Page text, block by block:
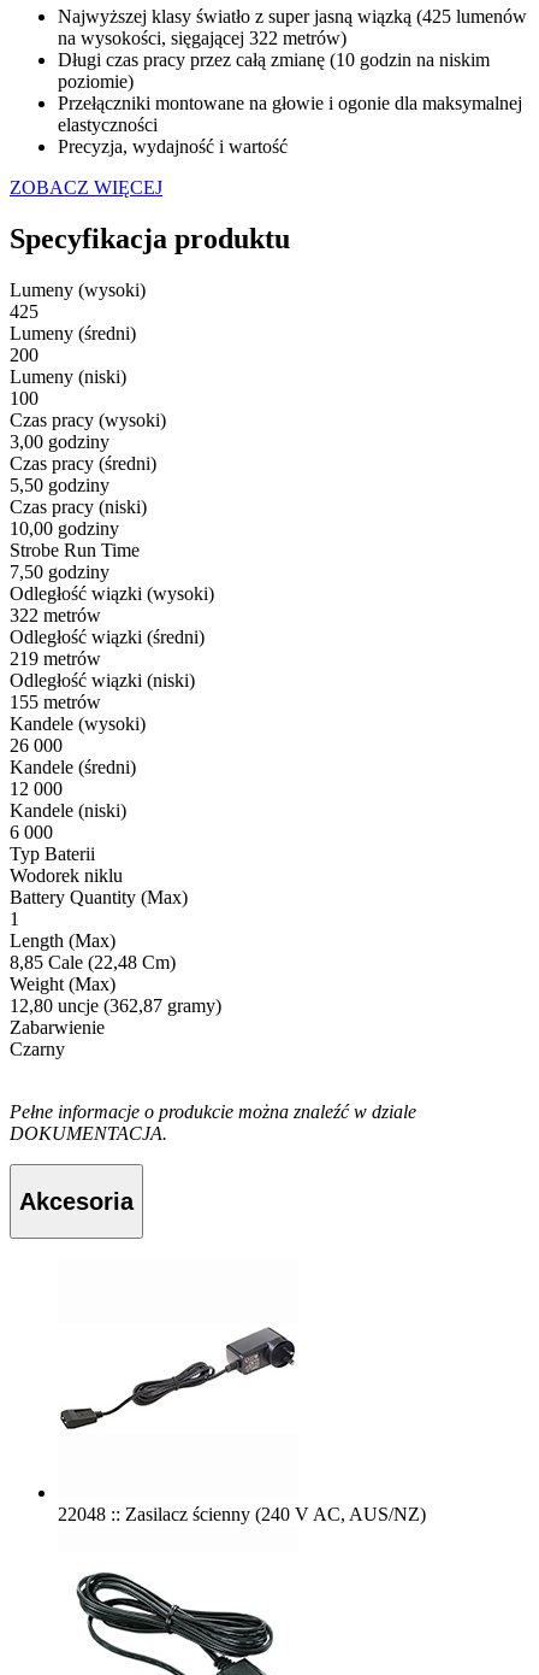
Najwyższej klasy światło z super jasną wiązką (425 lumenów
na wysokości, sięgającej 322 metrów)
Długi czas pracy przez całą zmianę (10 godzin na niskim
poziomie)
Przełączniki montowane na głowie i ogonie dla maksymalnej
elastyczności
Precyzja, wydajność i wartość
ZOBACZ WIĘCEJ
Specyfikacja produktu
Lumeny (wysoki)
425
Lumeny (średni)
200
Lumeny (niski)
100
Czas pracy (wysoki)
3,00 godziny
Czas pracy (średni)
5,50 godziny
Czas pracy (niski)
10,00 godziny
Strobe Run Time
7,50 godziny
Odległość wiązki (wysoki)
322 metrów
Odległość wiązki (średni)
219 metrów
Odległość wiązki (niski)
155 metrów
Kandele (wysoki)
26 000
Kandele (średni)
12 000
Kandele (niski)
6 000
Typ Baterii
Wodorek niklu
Battery Quantity (Max)
1
Length (Max)
8,85 Cale (22,48 Cm)
Weight (Max)
12,80 uncje (362,87 gramy)
Zabarwienie
Czarny
Pełne informacje o produkcie można znaleźć w dziale
DOKUMENTACJA.
Akcesoria
22048 :: Zasilacz ścienny (240 V AC, AUS/NZ)